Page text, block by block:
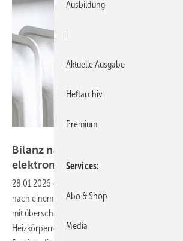
Bilanz nach einem Jahr
elektronischenHeizkörperreglern
28.01.2026 -
nach einem Jahr Pilotbetrieb, dass sich der
mit überschaubaren Maßnahmen senken lässt.
Heizkörperregler wurden in Zusammenarbeit mit
Ausbildung
Aktuelle Ausgabe
Heftarchiv
Premium
Services
Abo & Shop
Media